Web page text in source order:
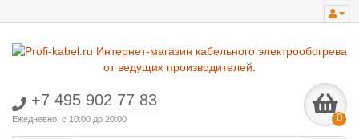
+7 495 902 77 83
Ежедневно, с 10:00 до 20:00 0